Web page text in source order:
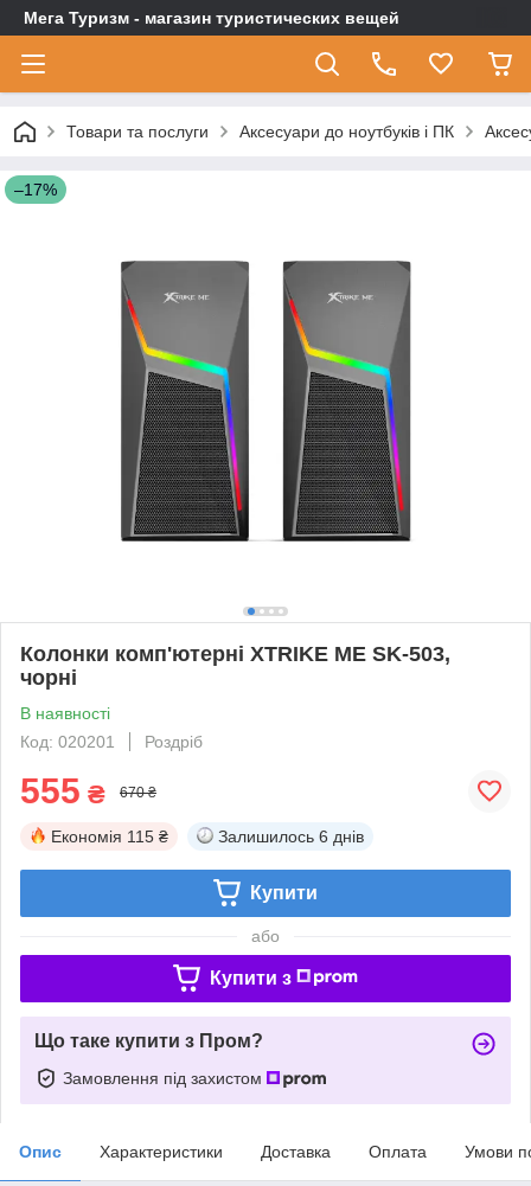
Мега Туризм - магазин туристических вещей
Товари та послуги Аксесуари до ноутбуків і ПК
–17%
Колонки комп'ютерні XTRIKE ME SK-503,
чорні
В наявності
Код: 020201
Роздріб
555 ₴ 670 ₴
Економія 115 ₴ Залишилось 6 днів
Купити
або
Купити з
Що таке купити з Пром?
Замовлення під захистом
Опис Характеристики Доставка Оплата Умови